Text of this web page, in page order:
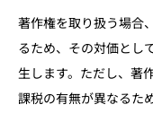
著作権を取り扱う場合
るため、その対価とし
生します。ただし、著
課税の有無が異なるた